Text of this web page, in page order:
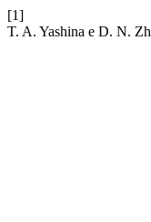
[1]
T. A. Yashina e D. N.